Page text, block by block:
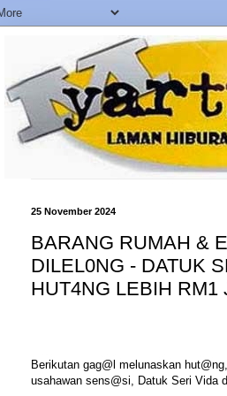
25 November 2024
BARANG RUMAH &
DILEL0NG - DATUK
HUT4NG LEBIH RM1
Berikutan gag@l melunaskan
usahawan sens@si, Datuk Seri Vida